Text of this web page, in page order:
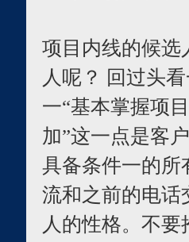
项目内线的候选
人呢？ 回过头
一“基本掌握项
加”这一点是客
具备条件一的所
流和之前的电话
人的性格。不